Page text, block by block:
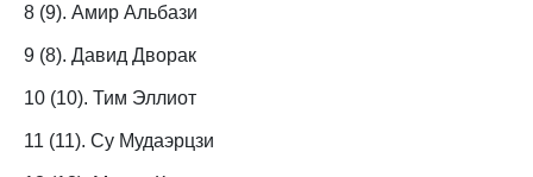
8 (9). Амир Альбази
9 (8). Давид Дворак
10 (10). Тим Эллиот
11 (11). Су Мудаэрцзи